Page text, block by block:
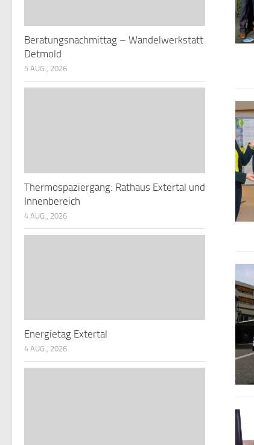
Beratungsnachmittag – Wandelwerkstatt
Detmold
5 AUG., 2026
Thermospaziergang: Rathaus Extertal und
Innenbereich
4 AUG., 2026
Energietag Extertal
4 AUG., 2026